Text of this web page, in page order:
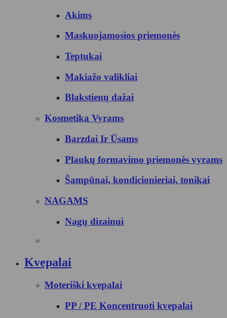
Akims
Maskuojamosios priemonės
Teptukai
Makiažo valikliai
Blakstienų dažai
Kosmetika Vyrams
Barzdai Ir Ūsams
Plaukų formavimo priemonės vyrams
Šampūnai, kondicionieriai, tonikai
NAGAMS
Nagų dizainui
Kvepalai
Moteriški kvepalai
PP / PE Koncentruoti kvepalai